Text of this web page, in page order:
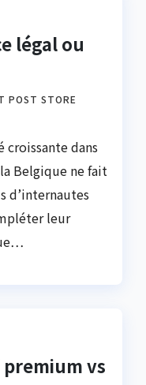
légal ou
POST STORE
croissante dans
Belgique ne fait
d’internautes
leur
premium vs